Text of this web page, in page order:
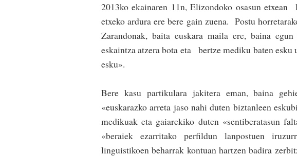
2013ko ekainaren 11n, Elizondoko osasun
etxeko ardura ere bere gain zuena. Postu
Zarandonak, baita euskara maila ere, baina
eskaintza atzera bota eta bertze mediku baten esku
esku».
Bere kasu partikulara jakitera eman, baina
«euskarazko arreta jaso nahi duten biztanleen
medikuak eta gaiarekiko duten «sentiberatasun
«beraiek ezarritako perfildun lanpostuen
linguistikoen beharrak kontuan hartzen badira